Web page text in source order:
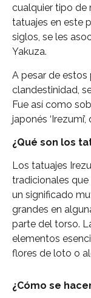
cualquier tipo de
tatuajes en este
siglos, se les
Yakuza.
A pesar de estos
clandestinidad,
Fue así como
japonés
¿Qué son los
Los tatuajes
tradicionales
un significado
grandes en
parte del torso.
elementos
flores de loto o
¿Cómo se